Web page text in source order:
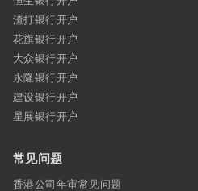
渣打银行开户
花旗银行开户
大众银行开户
永隆银行开户
建设银行开户
星展银行开户
常见问题
香港公司年审常见问题